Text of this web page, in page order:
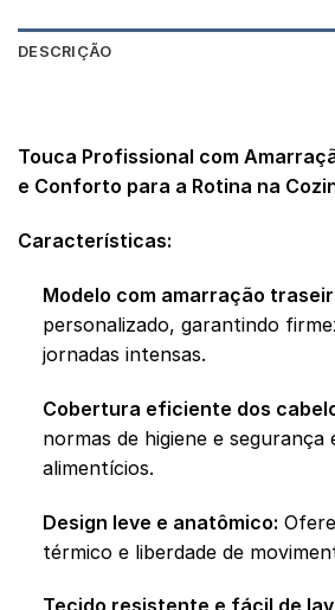
DESCRIÇÃO
Touca Profissional com
e Conforto para a Rotina na
Características:
Modelo com amarração
personalizado, garantindo
jornadas intensas.
Cobertura eficiente dos
normas de higiene e segurança
alimentícios.
Design leve e anatômico:
térmico e liberdade de